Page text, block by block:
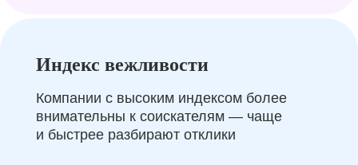
Индекс вежливости
Компании с высоким индексом более
внимательны к соискателям — чаще
и быстрее разбирают отклики